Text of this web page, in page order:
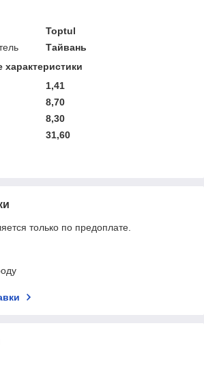
Toptul
Тайвань
характеристики
1,41
8,70
8,30
31,60
только по предоплате.